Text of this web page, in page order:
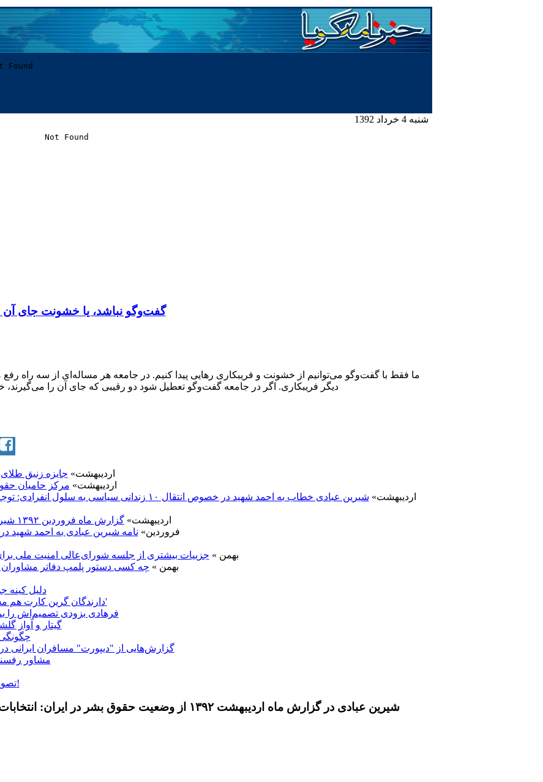
شنبه 4 خرداد 1392
گفت‌وگو نباشد، یا خشونت جای آن
ما فقط با گفت‌وگو می‌توانیم از خشونت و فریبکاری رهایی پیدا کنیم. در جامعه هر مساله‌ای از سه
دیگر فریبکاری. اگر در جامعه گفت‌وگو تعطیل شود دو رقیبی که جای آن را
21 اردیبهشت» جايزه زنبق
18 اردیبهشت» مرکز حاميان
16 اردیبهشت»
شيرين عبادی خطاب به احمد شهيد در خصوص انتقال ۱۰ زندانی
2 اردیبهشت»گزارش ماه فروردين ۱۳۹۲ شيرين عبادی از وضعيت حقوق بشر در ايران
6 فروردین» نامه شيرين عبادی به احمد
9 بهمن » جزییات بیشتری از جلسه شورای‌عالی امنیت ملی
9 بهمن » چه کسی دستور پلمپ دفاتر مشاوران
دلیل
'دارندگان گرین کارت هم مشمول ممنوعیت سفر به آمریکا می‌شوند'
فرهادی بزودی تصمیم‌اش را
گیتار و آواز
گزارش‌هایی از "دیپورت" مسافران ایرانی
مشاور
تصویری: سرمای 35 درجه زیر صفر در مسکو!
شيرين عبادی در گزارش ماه ارديبهشت ۱۳۹۲ از وضعيت حقوق بشر در ايران: انتخابات در ايران آزاد، سالم و عادلانه نيست